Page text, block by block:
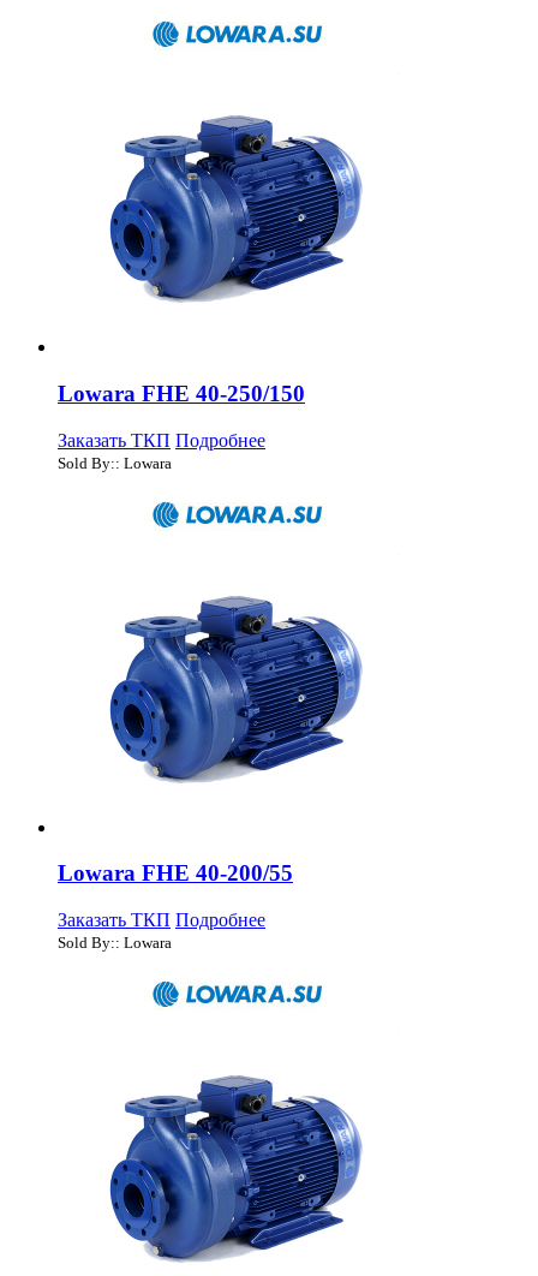
Lowara FHE 40-250/150
Заказать ТКП Подробнее
Sold By:: Lowara
Lowara FHE 40-200/55
Заказать ТКП Подробнее
Sold By:: Lowara